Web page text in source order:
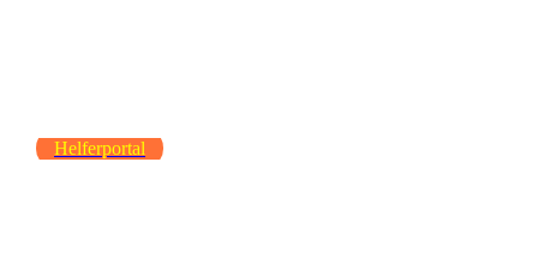
Helferportal